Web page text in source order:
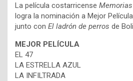
La película costarricense
logra la nominación a Mejor
junto con El ladrón de perros de
MEJOR PELÍCULA
EL 47
LA ESTRELLA AZUL
LA INFILTRADA